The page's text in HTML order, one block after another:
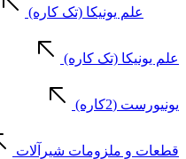
علم یونیکا (تک کاره)
علم یونیکا (تک کاره)
یونیورست (2کاره)
قطعات و ملزومات شیرآلات